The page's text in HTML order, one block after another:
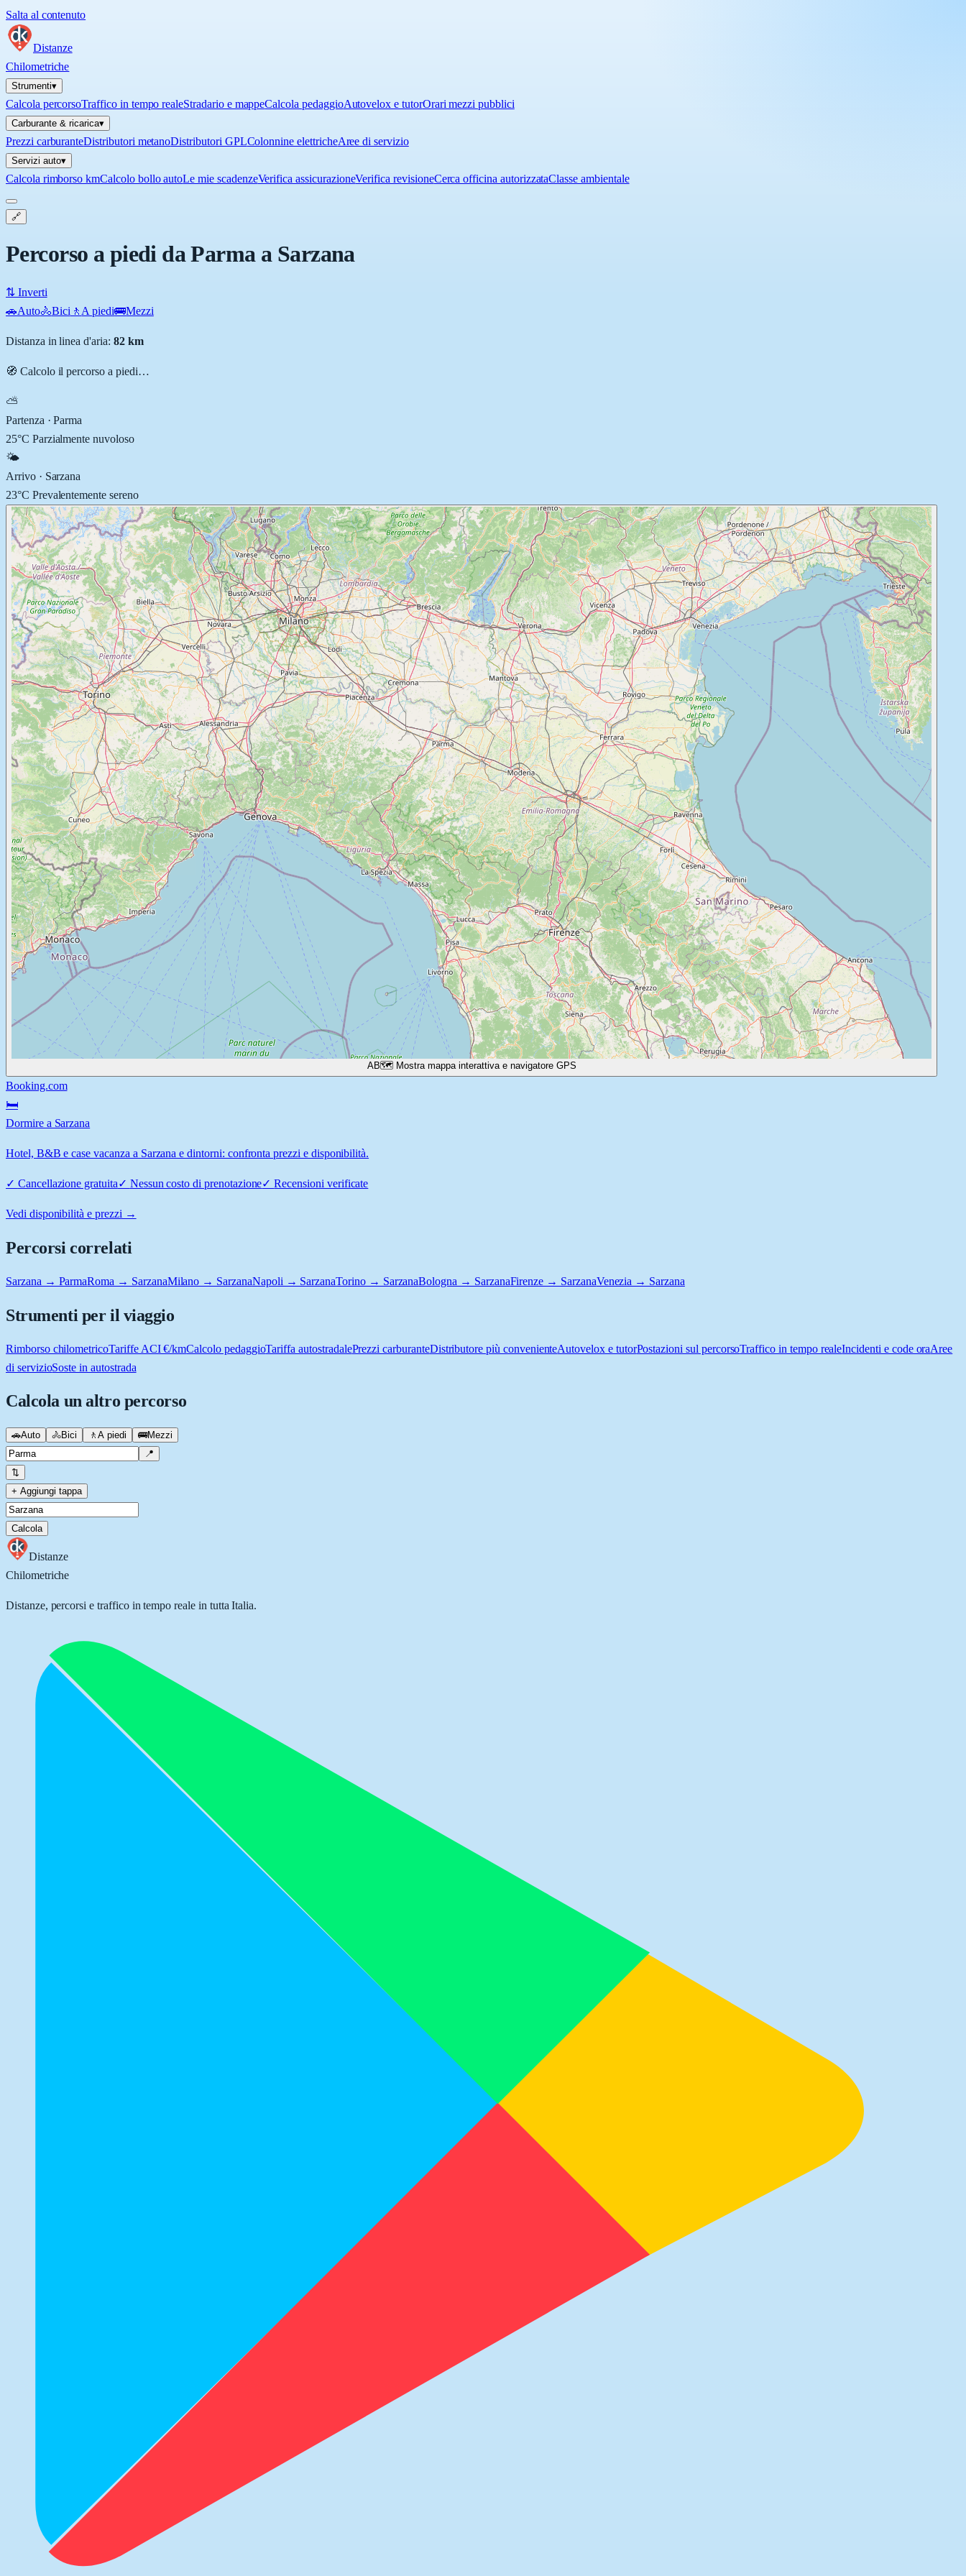
Salta al contenuto
Distanze
Chilometriche
Strumenti▾
Calcola percorsoTraffico in tempo realeStradario e mappeCalcola pedaggioAutovelox e tutorOrari mezzi pubblici
Carburante & ricarica▾
Prezzi carburanteDistributori metanoDistributori GPLColonnine elettricheAree di servizio
Servizi auto▾
Calcola rimborso kmCalcolo bollo autoLe mie scadenzeVerifica assicurazioneVerifica revisioneCerca officina autorizzataClasse ambientale
🔗
Percorso a piedi da Parma a Sarzana
⇅ Inverti
🚗Auto🚴Bici 🚶 A piedi🚌Mezzi
Distanza in linea d'aria: 82km
🧭 Calcolo il percorso a piedi…
⛅
Partenza ·Parma
25°C Parzialmente nuvoloso
🌤️
Arrivo · Sarzana
23°C Prevalentemente sereno
AB🗺️ Mostra mappa interattiva e navigatore GPS
Booking.com
🛏️
Dormire a Sarzana
Hotel, B&B e case vacanza a Sarzana e dintorni: confronta prezzi e disponibilità.
✓ Cancellazione gratuita✓ Nessun costo di prenotazione✓Recensioni verificate
Vedi disponibilità e prezzi →
Percorsi correlati
Sarzana → ParmaRoma → SarzanaMilano → SarzanaNapoli → SarzanaTorino → SarzanaBologna → SarzanaFirenze → SarzanaVenezia → Sarzana
Strumenti per il viaggio
Rimborso chilometricoTariffe ACI €/kmCalcolo pedaggioTariffa autostradalePrezzi carburanteDistributore più convenienteAutovelox e tutorPostazioni sul percorsoTraffico in tempo realeIncidenti e code oraAree
di servizioSoste in autostrada
Calcola un altro percorso
🚗Auto 🚴Bici 🚶 A piedi 🚌Mezzi
📍
⇅
+ Aggiungi tappa
Calcola
Distanze
Chilometriche
Distanze, percorsi e traffico in tempo reale in tutta Italia.